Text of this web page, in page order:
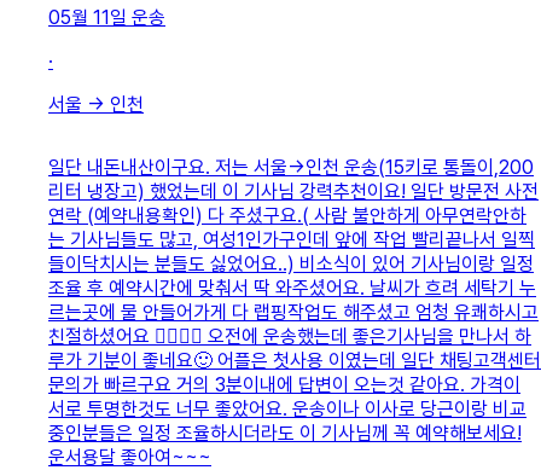
05월 11일 운송
·
서울 → 인천
일단 내돈내산이구요. 저는 서울->인천 운송(15키로 통돌이,200
리터 냉장고) 했었는데 이 기사님 강력추천이요! 일단 방문전 사전
연락 (예약내용확인) 다 주셨구요.( 사람 불안하게 아무연락안하
는 기사님들도 많고, 여성1인가구인데 앞에 작업 빨리끝나서 일찍
들이닥치시는 분들도 싫었어요..) 비소식이 있어 기사님이랑 일정
조율 후 예약시간에 맞춰서 딱 와주셨어요. 날씨가 흐려 세탁기 누
르는곳에 물 안들어가게 다 랩핑작업도 해주셨고 엄청 유쾌하시고
친절하셨어요 👍🏻👍🏻 오전에 운송했는데 좋은기사님을 만나서 하
루가 기분이 좋네요🙂 어플은 첫사용 이였는데 일단 채팅고객센터
문의가 빠르구요 거의 3분이내에 답변이 오는것 같아요. 가격이
서로 투명한것도 너무 좋았어요. 운송이나 이사로 당근이랑 비교
중인분들은 일정 조율하시더라도 이 기사님께 꼭 예약해보세요!
운서용달 좋아여~~~